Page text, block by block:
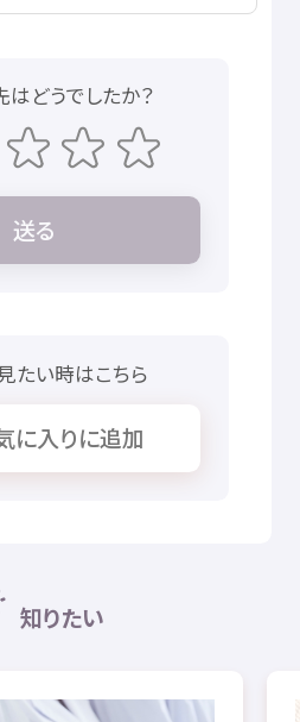
はどうでしたか？
送る
見たい時はこちら
に入りに追加
知りたい